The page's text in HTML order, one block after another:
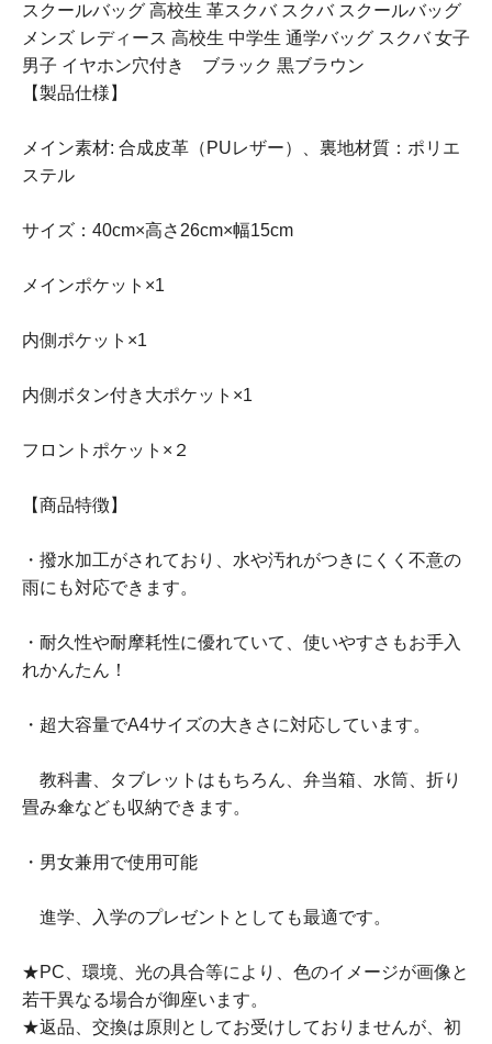
スクールバッグ 高校生 革スクバ スクバ スクールバッグ
メンズ レディース 高校生 中学生 通学バッグ スクバ 女子
男子 イヤホン穴付き ブラック 黒ブラウン
【製品仕様】
メイン素材: 合成皮革（PUレザー）、裏地材質：ポリエ
ステル
サイズ：40cm×高さ26cm×幅15cm
メインポケット×1
内側ポケット×1
内側ボタン付き大ポケット×1
フロントポケット×２
【商品特徴】
・撥水加工がされており、水や汚れがつきにくく不意の
雨にも対応できます。
・耐久性や耐摩耗性に優れていて、使いやすさもお手入
れかんたん！
・超大容量でA4サイズの大きさに対応しています。
教科書、タブレットはもちろん、弁当箱、水筒、折り
畳み傘なども収納できます。
・男女兼用で使用可能
進学、入学のプレゼントとしても最適です。
★PC、環境、光の具合等により、色のイメージが画像と
若干異なる場合が御座います。
★返品、交換は原則としてお受けしておりませんが、初